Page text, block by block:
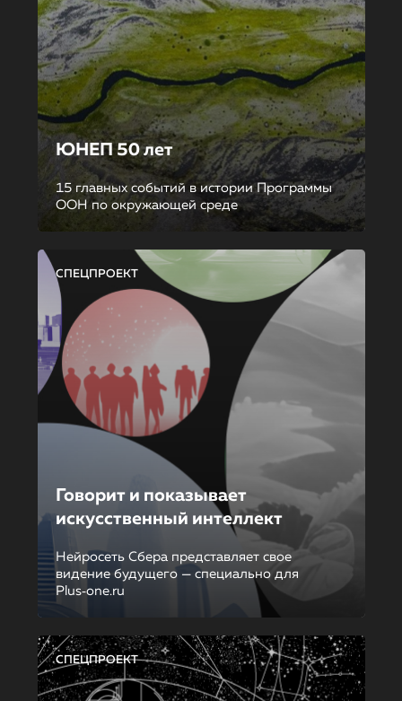
ЮНЕП 50 лет
15 главных событий в истории Программы
ООН по окружающей среде
СПЕЦПРОЕКТ
Говорит и показывает
искусственный интеллект
Нейросеть Сбера представляет свое
видение будущего — специально для
Plus‑one.ru
СПЕЦПРОЕКТ